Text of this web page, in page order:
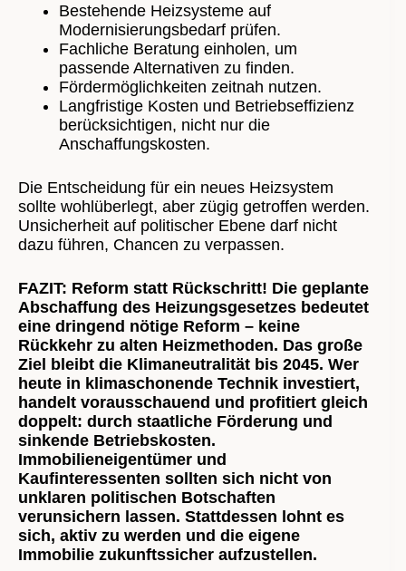
Bestehende Heizsysteme auf
Modernisierungsbedarf prüfen.
Fachliche Beratung einholen, um
passende Alternativen zu finden.
Fördermöglichkeiten zeitnah nutzen.
Langfristige Kosten und Betriebseffizienz
berücksichtigen, nicht nur die
Anschaffungskosten.
Die Entscheidung für ein neues Heizsystem
sollte wohlüberlegt, aber zügig getroffen werden.
Unsicherheit auf politischer Ebene darf nicht
dazu führen, Chancen zu verpassen.
FAZIT: Reform statt Rückschritt! Die geplante
Abschaffung des Heizungsgesetzes bedeutet
eine dringend nötige Reform – keine
Rückkehr zu alten Heizmethoden. Das große
Ziel bleibt die Klimaneutralität bis 2045. Wer
heute in klimaschonende Technik investiert,
handelt vorausschauend und profitiert gleich
doppelt: durch staatliche Förderung und
sinkende Betriebskosten.
Immobilieneigentümer und
Kaufinteressenten sollten sich nicht von
unklaren politischen Botschaften
verunsichern lassen. Stattdessen lohnt es
sich, aktiv zu werden und die eigene
Immobilie zukunftssicher aufzustellen.